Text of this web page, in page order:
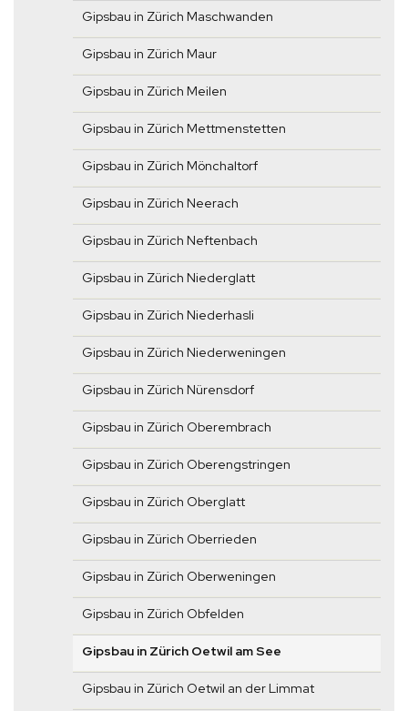
Gipsbau in Zürich Maschwanden
Gipsbau in Zürich Maur
Gipsbau in Zürich Meilen
Gipsbau in Zürich Mettmenstetten
Gipsbau in Zürich Mönchaltorf
Gipsbau in Zürich Neerach
Gipsbau in Zürich Neftenbach
Gipsbau in Zürich Niederglatt
Gipsbau in Zürich Niederhasli
Gipsbau in Zürich Niederweningen
Gipsbau in Zürich Nürensdorf
Gipsbau in Zürich Oberembrach
Gipsbau in Zürich Oberengstringen
Gipsbau in Zürich Oberglatt
Gipsbau in Zürich Oberrieden
Gipsbau in Zürich Oberweningen
Gipsbau in Zürich Obfelden
Gipsbau in Zürich Oetwil am See
Gipsbau in Zürich Oetwil an der Limmat